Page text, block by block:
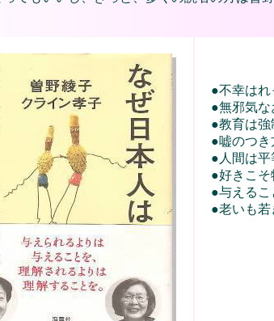
●不幸は
●無邪気な
●教育は
●嘘のつ
●人間は
●好きこ
●与える
●老いも